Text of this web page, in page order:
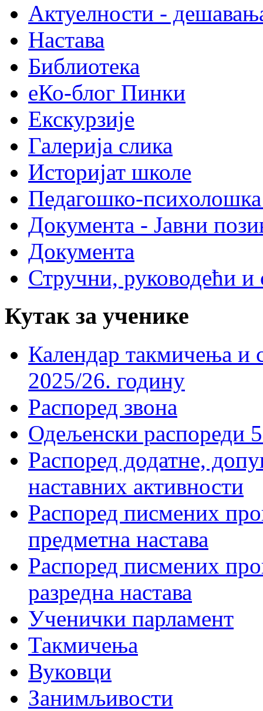
Актуелности -
Настава
Библиотека
еКо-блог Пинки
Екскурзије
Галерија слика
Историјат школе
Педагошко-психолошка
Документа - Јавни
Документа
Стручни, руководећи и
Кутак за ученике
Календар такмичења
2025/26. годину
Распоред звона
Одељенски распореди
Распоред додатне,
наставних активности
Распоред писмених
предметна настава
Распоред писмених
разредна настава
Ученички парламент
Такмичења
Вуковци
Занимљивости